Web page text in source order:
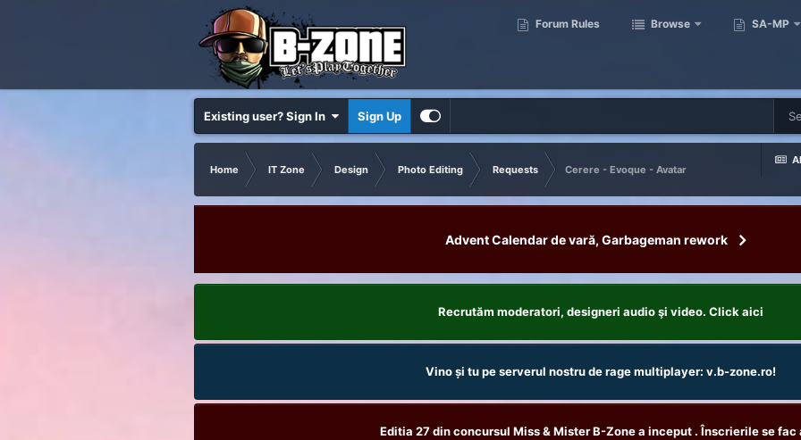
Forum Rules Browse SA-MP
Existing user? Sign In Sign Up
Home IT Zone Design Photo Editing Requests Cerere - Evoque - Avatar
Advent Calendar de vară, Garbageman rework
Recrutăm moderatori, designeri audio şi video. Click aici
Vino și tu pe serverul nostru de rage multiplayer: v.b-zone.ro!
Editia 27 din concursul Miss & Mister B-Zone a inceput . Înscrierile se fac